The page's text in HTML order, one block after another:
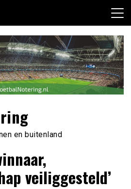
en buitenland
veiliggesteld’